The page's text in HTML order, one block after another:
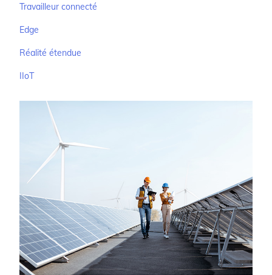
Travailleur connecté
Edge
Réalité étendue
IIoT